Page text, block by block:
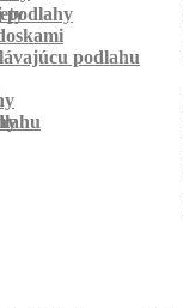
podlahy
podlahu